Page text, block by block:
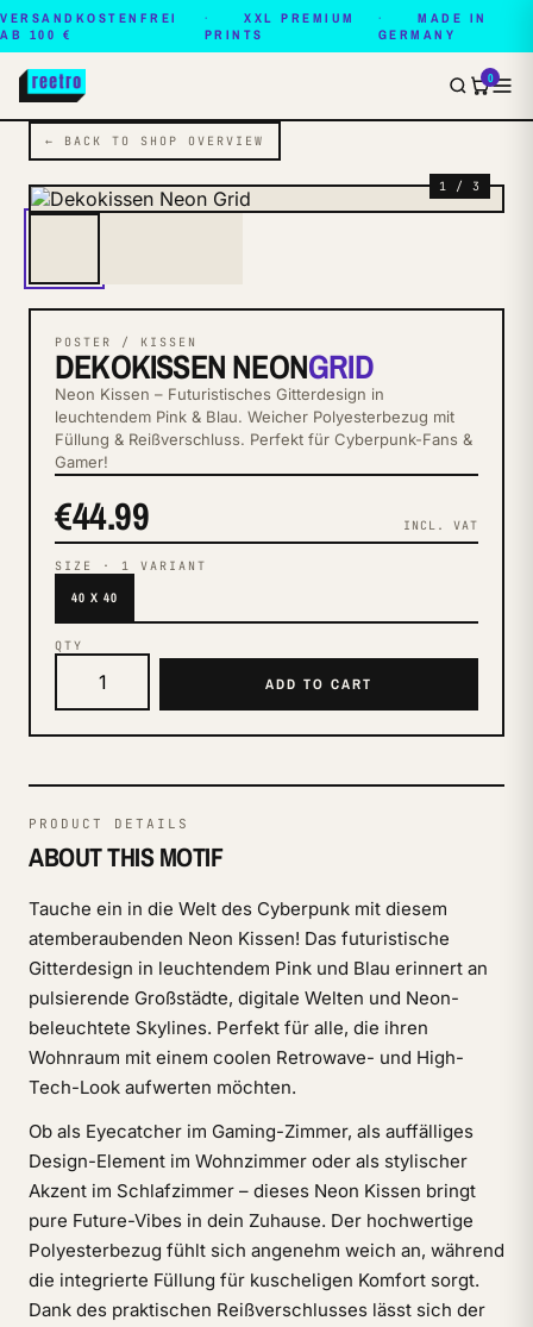
VERSANDKOSTENFREI
AB 100 €
XXL PREMIUM
PRINTS
MADE IN
GERMANY
0
← BACK TO SHOP OVERVIEW
1 / 3
POSTER / KISSEN
DEKOKISSEN NEONGRID
Neon Kissen – Futuristisches Gitterdesign in
leuchtendem Pink & Blau. Weicher Polyesterbezug mit
Füllung & Reißverschluss. Perfekt für Cyberpunk-Fans &
Gamer!
€44.99 INCL. VAT
SIZE · 1 VARIANT
40 X 40
QTY
ADD TO CART
PRODUCT DETAILS
ABOUT THIS MOTIF
Tauche ein in die Welt des Cyberpunk mit diesem
atemberaubenden Neon Kissen! Das futuristische
Gitterdesign in leuchtendem Pink und Blau erinnert an
pulsierende Großstädte, digitale Welten und Neon-
beleuchtete Skylines. Perfekt für alle, die ihren
Wohnraum mit einem coolen Retrowave- und High-
Tech-Look aufwerten möchten.
Ob als Eyecatcher im Gaming-Zimmer, als auffälliges
Design-Element im Wohnzimmer oder als stylischer
Akzent im Schlafzimmer – dieses Neon Kissen bringt
pure Future-Vibes in dein Zuhause. Der hochwertige
Polyesterbezug fühlt sich angenehm weich an, während
die integrierte Füllung für kuscheligen Komfort sorgt.
Dank des praktischen Reißverschlusses lässt sich der